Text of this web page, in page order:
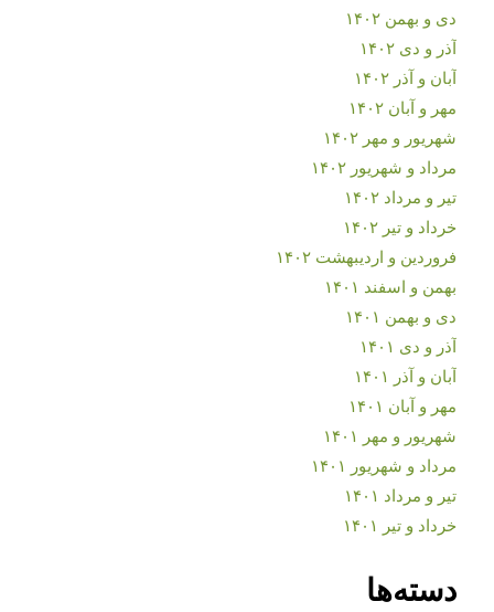
دی و بهمن ۱۴۰۲
آذر و دی ۱۴۰۲
آبان و آذر ۱۴۰۲
مهر و آبان ۱۴۰۲
شهریور و مهر ۱۴۰۲
مرداد و شهریور ۱۴۰۲
تیر و مرداد ۱۴۰۲
خرداد و تیر ۱۴۰۲
فروردین و اردیبهشت ۱۴۰۲
بهمن و اسفند ۱۴۰۱
دی و بهمن ۱۴۰۱
آذر و دی ۱۴۰۱
آبان و آذر ۱۴۰۱
مهر و آبان ۱۴۰۱
شهریور و مهر ۱۴۰۱
مرداد و شهریور ۱۴۰۱
تیر و مرداد ۱۴۰۱
خرداد و تیر ۱۴۰۱
دسته‌ها